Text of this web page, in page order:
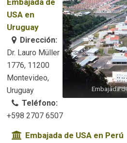
Embajada
Embajada de
USA en
Uruguay
Dirección:
Dr. Lauro Müller
1776, 11200
Montevideo,
Uruguay
Teléfono:
+598 2707 6507
Embajada de USA en Perú